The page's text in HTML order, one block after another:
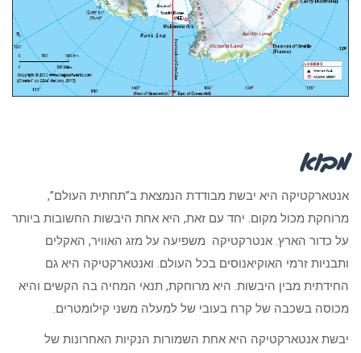
מבוא
אנטארקטיקה היא יבשת מבודדת הנמצאת ב”תחתית העולם”,
מרוחקת מכול מקום. יחד עם זאת, היא אחת היבשות החשובות ביותר
על כדור הארץ. אנטרקטיקה משפיעה על מזג האוויר, האקלים
ותבניות זרמי האוקיאנוסים בכל העולם. ואנטארקטיקה היא גם
החידתית מבין היבשות. היא מרוחקת, תנאי המחיה בה הקשים והיא
מכוסה בשכבה של קרח בעובי של למעלה משני קילומטרים.
יבשת אנטארקטיקה היא אחת השמורות הנקיות האחרונות של